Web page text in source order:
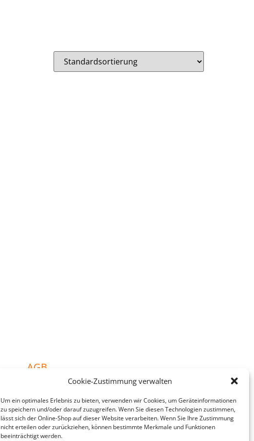
Cookie-Zustimmung verwalten
Um ein optimales Erlebnis zu bieten, verwenden wir Cookies, um Geräteinformationen
zu speichern und/oder darauf zuzugreifen. Wenn Sie diesen Technologien zustimmen,
lässt sich der Online-Shop auf dieser Website verarbeiten. Wenn Sie Ihre Zustimmung
nicht erteilen oder zurückziehen, können bestimmte Merkmale und Funktionen
beeinträchtigt werden.
AGB